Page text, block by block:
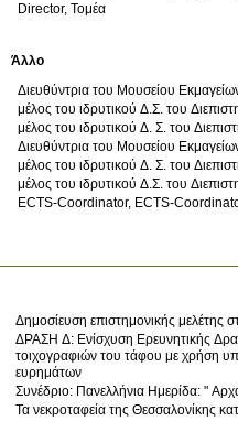
Director, Τομέα
Άλλο
Διευθύντρια του Μουσείου
μέλος του ιδρυτικού Δ.Σ. του
μέλος του ιδρυτικού Δ. Σ. του
Διευθύντρια του Μουσείου
μέλος του ιδρυτικού Δ. Σ. του
μέλος του
ECTS-Coordinator, ECTS-
Δημοσίευση επιστημονικής μελέτης
ΔΡΑΣΗ Δ: Ενίσχυση Ερευνητικής
τοιχογραφιών του τάφου με χρήση
ευρημάτων
Συνέδριο: Πανελλήνια Ημερίδα: "
Τα νεκροταφεία της Θεσσαλονίκης